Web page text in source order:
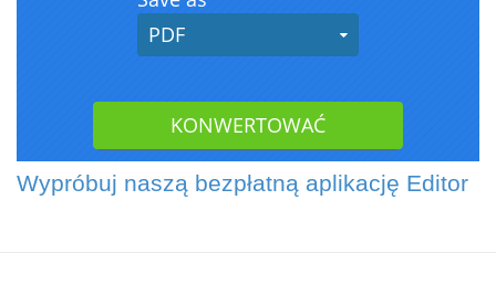
Wypróbuj naszą bezpłatną aplikację Editor